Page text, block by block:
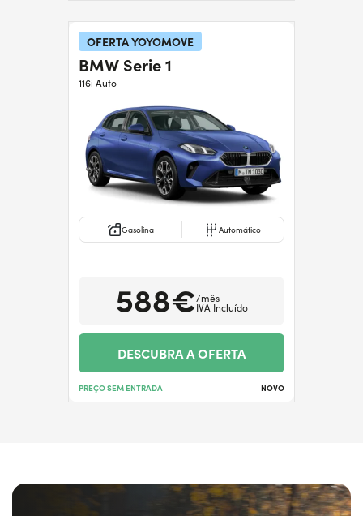
OFERTA YOYOMOVE
BMW Serie 1
116i Auto
Gasolina Automático
588€/mês
IVA Incluído
DESCUBRA A OFERTA
PREÇO SEM ENTRADA NOVO